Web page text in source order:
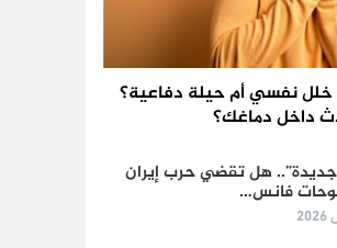
خلل نفسي أم حيلة دفاعية؟
داخل دماغك؟
جديدة”.. هل تقضي حرب إيران
فانس…